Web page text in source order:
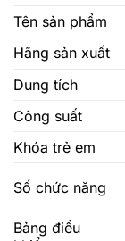
Tên sản phẩm
Hãng sản xuất
Dung tích
Công suất
Khóa trẻ em
Số chức năng
Bảng điều